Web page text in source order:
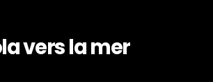
vers la mer